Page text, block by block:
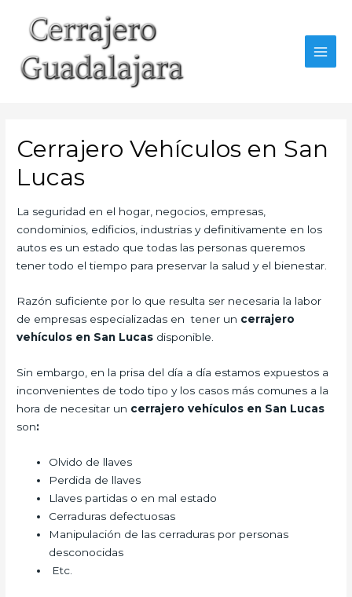
contenido
Cerrajero Vehículos en San
Lucas
La seguridad en el hogar, negocios, empresas,
condominios, edificios, industrias y definitivamente en los
autos es un estado que todas las personas queremos
tener todo el tiempo para preservar la salud y el bienestar.
Razón suficiente por lo que resulta ser necesaria la labor
de empresas especializadas en tener un cerrajero
vehículos en San Lucas disponible.
Sin embargo, en la prisa del día a día estamos expuestos a
inconvenientes de todo tipo y los casos más comunes a la
hora de necesitar un cerrajero vehículos en San Lucas
son:
Olvido de llaves
Perdida de llaves
Llaves partidas o en mal estado
Cerraduras defectuosas
Manipulación de las cerraduras por personas
desconocidas
Etc.